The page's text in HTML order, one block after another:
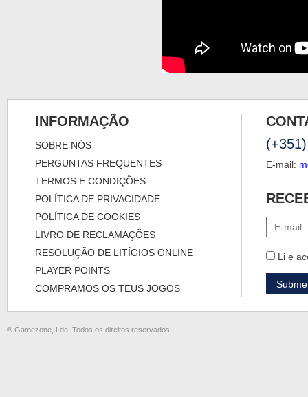
INFORMAÇÃO
SOBRE NÓS
PERGUNTAS FREQUENTES
TERMOS E CONDIÇÕES
POLÍTICA DE PRIVACIDADE
POLÍTICA DE COOKIES
LIVRO DE RECLAMAÇÕES
RESOLUÇÃO DE LITÍGIOS ONLINE
PLAYER POINTS
COMPRAMOS OS TEUS JOGOS
E-mail:
Li e
® Gamezone, Lda. Todos os direitos reservados